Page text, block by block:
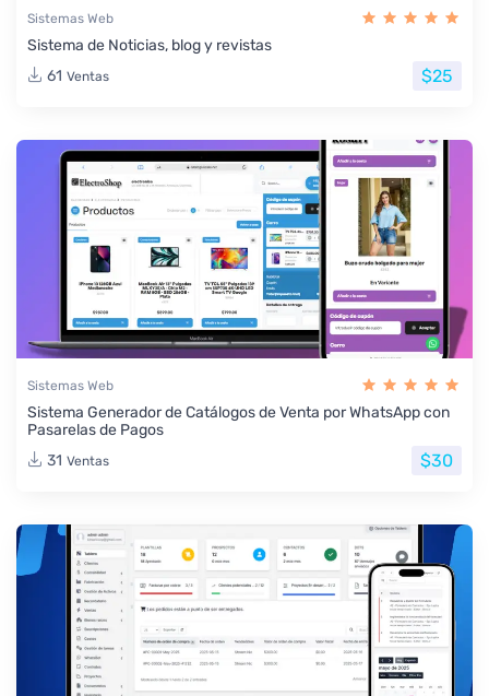
Sistemas Web
Sistema de Noticias, blog y revistas
61 Ventas $25
Sistemas Web
Sistema Generador de Catálogos de Venta por WhatsApp con
Pasarelas de Pagos
31 Ventas $30